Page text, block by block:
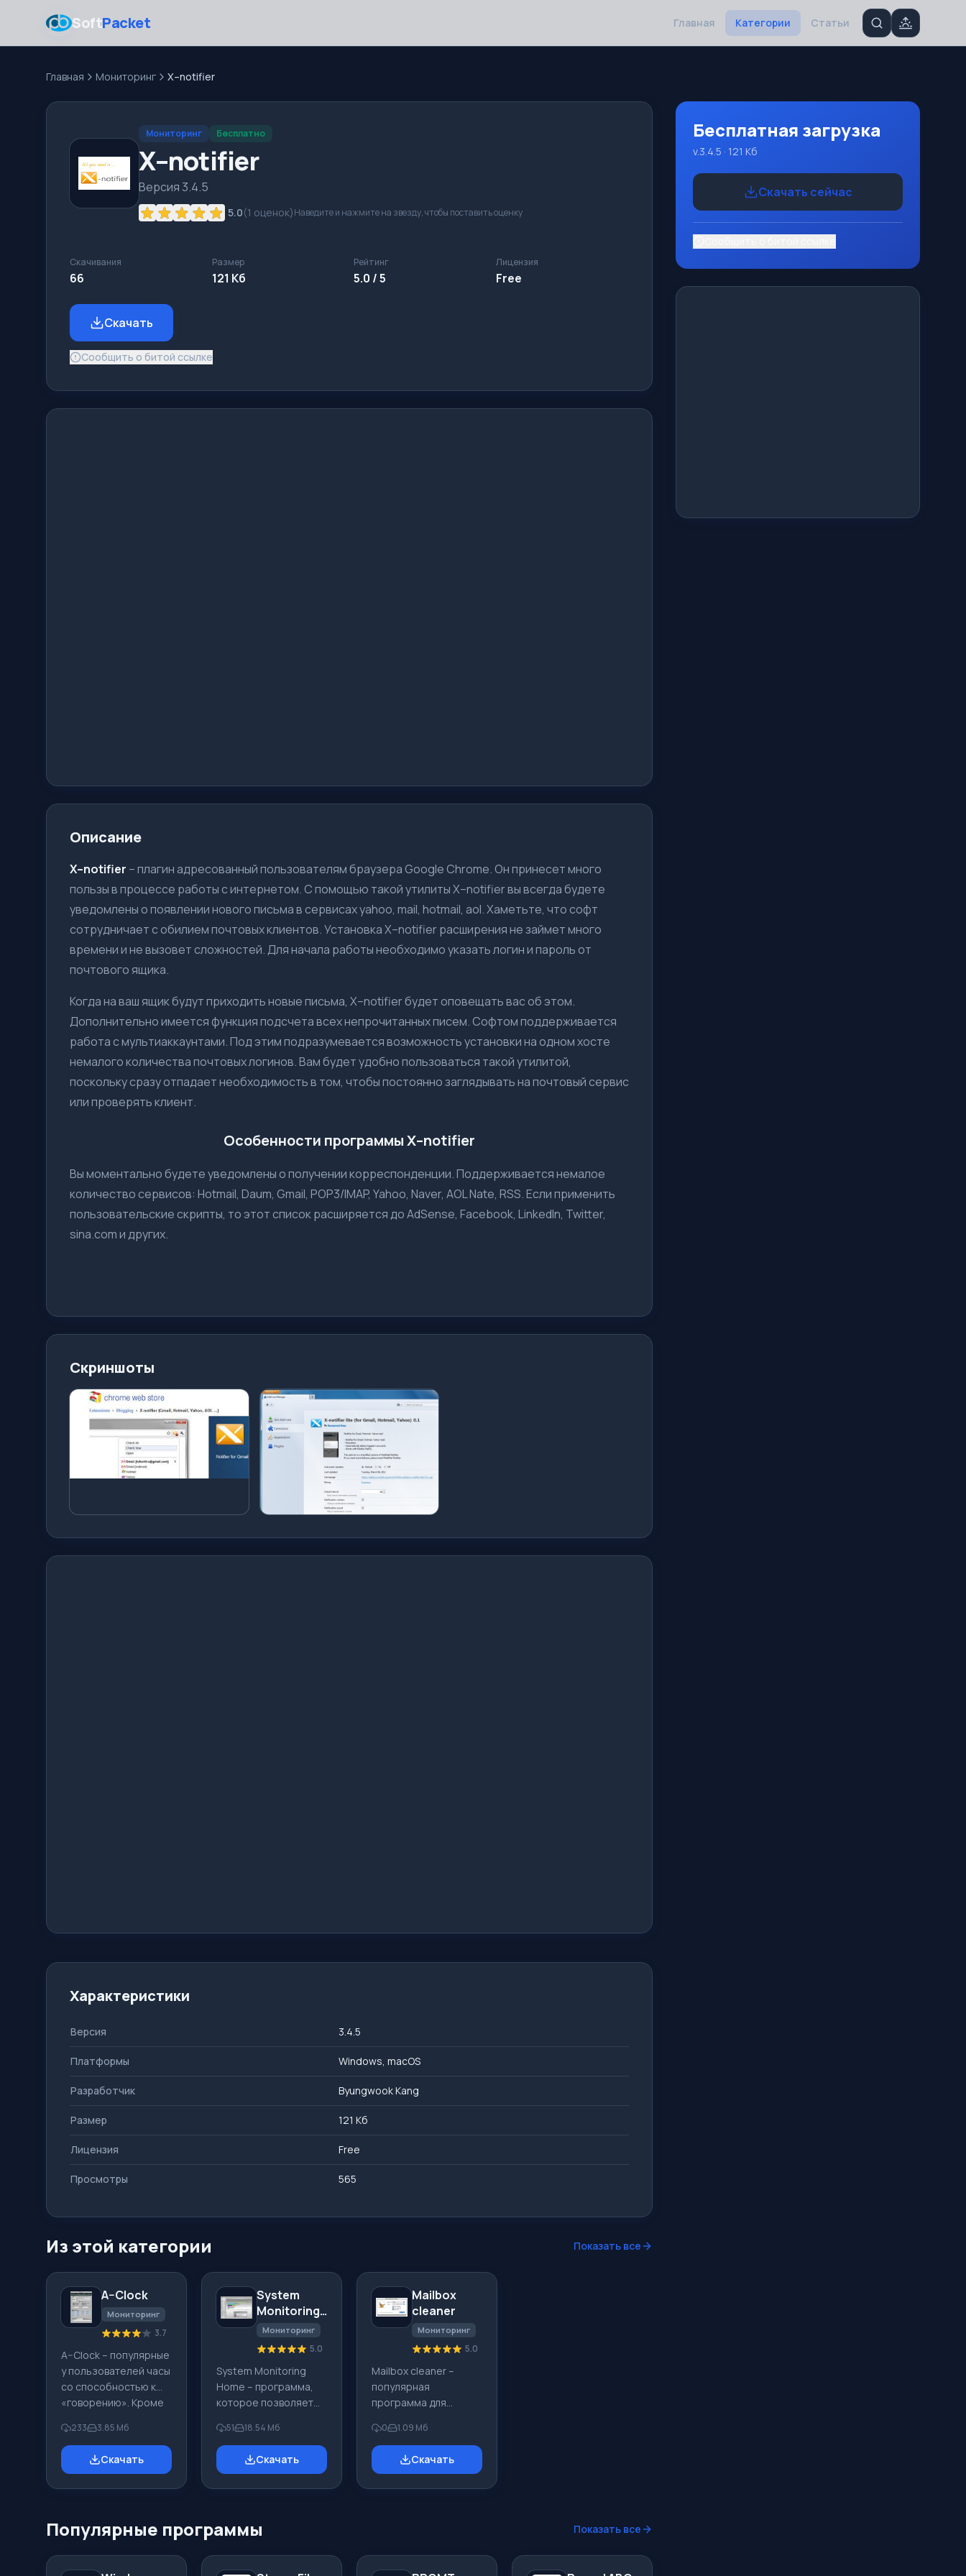
SoftPacket Главная Категории Статьи
Главная Мониторинг X–notifier
Мониторинг Бесплатно
X–notifier
Версия 3.4.5
5.0(1 оценок)Наведите и нажмите на звезду, чтобы поставить оценку
Скачивания
66
Размер
121 Кб
Рейтинг
5.0 / 5
Лицензия
Free
Скачать
Сообщить о битой ссылке
Описание
X–notifier – плагин адресованный пользователям браузера Google Chrome. Он принесет много
пользы в процессе работы с интернетом. С помощью такой утилиты X–notifier вы всегда будете
уведомлены о появлении нового письма в сервисах yahoo, mail, hotmail, aol. Хаметьте, что софт
сотрудничает с обилием почтовых клиентов. Установка X–notifier расширения не займет много
времени и не вызовет сложностей. Для начала работы необходимо указать логин и пароль от
почтового ящика.
Когда на ваш ящик будут приходить новые письма, X–notifier будет оповещать вас об этом.
Дополнительно имеется функция подсчета всех непрочитанных писем. Софтом поддерживается
работа с мультиаккаунтами. Под этим подразумевается возможность установки на одном хосте
немалого количества почтовых логинов. Вам будет удобно пользоваться такой утилитой,
поскольку сразу отпадает необходимость в том, чтобы постоянно заглядывать на почтовый сервис
или проверять клиент.
Особенности программы X–notifier
Вы моментально будете уведомлены о получении корреспонденции. Поддерживается немалое
количество сервисов: Hotmail, Daum, Gmail, POP3/IMAP, Yahoo, Naver, AOL Nate, RSS. Если применить
пользовательские скрипты, то этот список расширяется до AdSense, Facebook, LinkedIn, Twitter,
sina.com и других.
Скриншоты
Характеристики
Версия 3.4.5
Платформы Windows, macOS
Разработчик Byungwook Kang
Размер 121 Кб
Лицензия Free
Просмотры 565
Из этой категории Показать все
A–Clock
Мониторинг
3.7
A–Clock – популярные
у пользователей часы
со способностью к
«говорению». Кроме
которая
показывается в
отображении
дополнительным
функционалом. При
установке такого
233 3.85 Мб
Скачать
System
Monitoring
Home
Мониторинг
5.0
System Monitoring
Home – программа,
которое позволяет
наблюдение и
контроль работы
ребенка на
софта вы всегда
с тем, чем
51 18.54 Мб
Скачать
Mailbox
сleaner
Мониторинг
5.0
Mailbox сleaner –
популярная
программа для
электронной почтой.
С ее помощью вы
сможете
что очистка от
0 1.09 Мб
Скачать
Популярные программы Показать все
Бесплатная загрузка
v.3.4.5 · 121 Кб
Скачать сейчас